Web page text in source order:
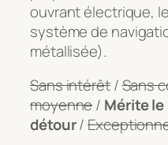
ouvrant électrique,
système de
métallisée).
Sans intérêt/Sans
moyenne/ Mérite le
détour/